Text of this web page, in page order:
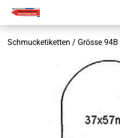
Schmucketiketten / Grösse 94B